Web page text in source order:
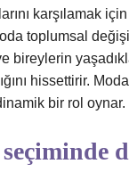
karşılamak için
toplumsal
bireylerin
hissettirir.
bir rol oynar.
seçiminde